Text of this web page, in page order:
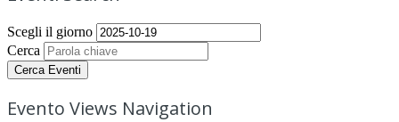
Scegli il giorno
Cerca
Evento Views Navigation